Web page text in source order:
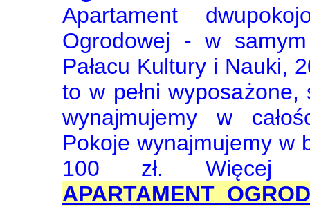
Apartament
Ogrodowej - w
Pałacu Kultury i Nauki,
to w pełni
wynajmujemy w
Pokoje wynajmujemy w
100 zł. Więcej
APARTAMENT